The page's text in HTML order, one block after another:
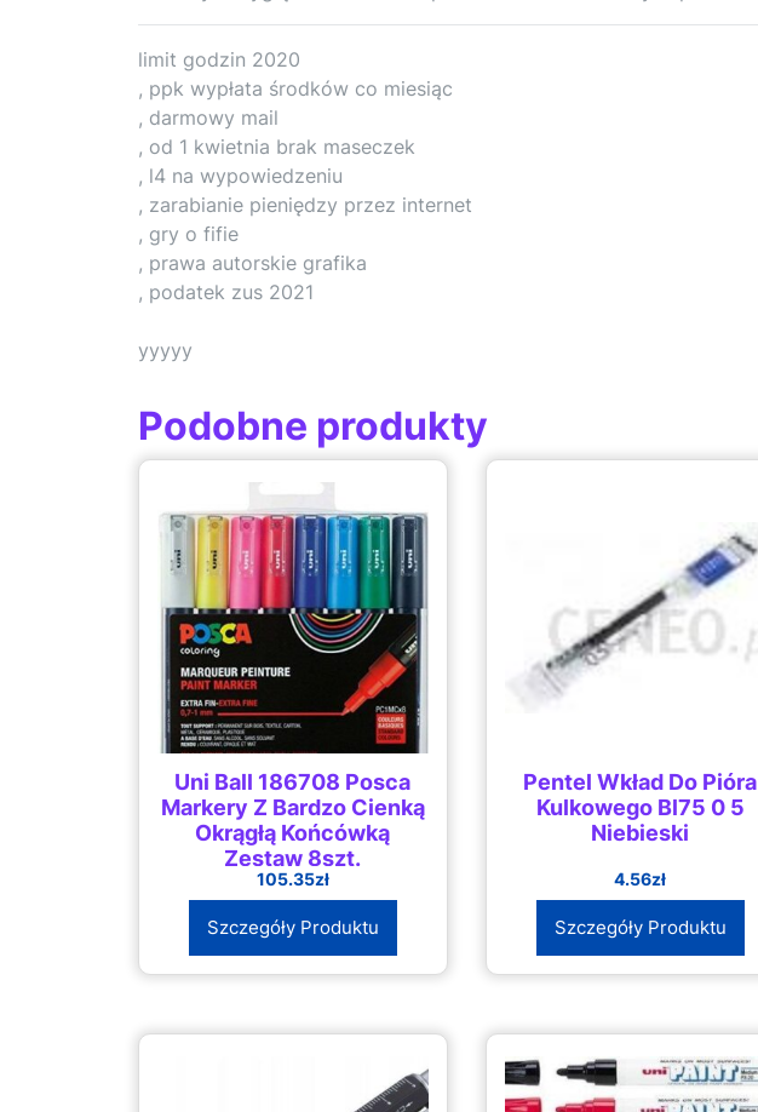
limit godzin 2020
, ppk wypłata środków co miesiąc
, darmowy mail
, od 1 kwietnia brak maseczek
, l4 na wypowiedzeniu
, zarabianie pieniędzy przez internet
, gry o fifie
, prawa autorskie grafika
, podatek zus 2021
yyyyy
Podobne produkty
Uni Ball 186708 Posca
Markery Z Bardzo Cienką
Okrągłą Końcówką
Zestaw 8szt.
105.35zł
Szczegóły Produktu
Pentel Wkład Do Pióra
Kulkowego Bl75 0 5
Niebieski
4.56zł
Szczegóły Produktu